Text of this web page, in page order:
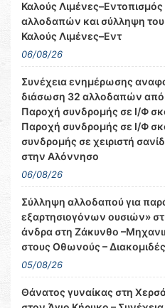
Καλούς
αλλοδαπών και σύλληψη του
Καλούς Λιμένες–Εντ
06/08/26
Συνέχεια ενημέρωσης
διάσωση 32 αλλοδαπών από
Παροχή συνδρομής σε Ι/Φ
Παροχή συνδρομής σε Ι/Φ
συνδρομής σε χειριστή
στην Αλόννησο
06/08/26
Σύλληψη αλλοδαπού για
εξαρτησιογόνων ουσιών»
άνδρα στη Ζάκυνθο
στους Οθωνούς –
05/08/26
Θάνατος γυναίκας στη